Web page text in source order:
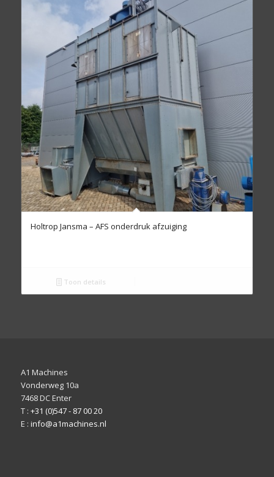
Holtrop Jansma – AFS onderdruk afzuiging
Toon details
A1 Machines
Vonderweg 10a
7468 DC Enter
T : +31 (0)547 - 87 00 20
E : info@a1machines.nl